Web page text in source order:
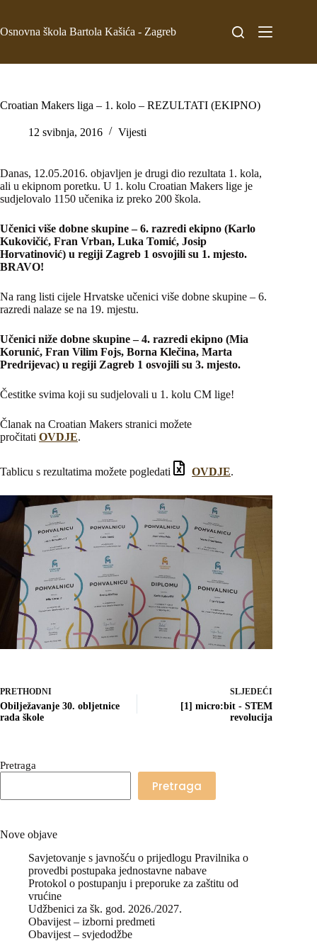
Osnovna škola Bartola Kašića - Zagreb
Croatian Makers liga – 1. kolo – REZULTATI (EKIPNO)
12 svibnja, 2016 Vijesti
Danas, 12.05.2016. objavljen je drugi dio rezultata 1. kola,
ali u ekipnom poretku. U 1. kolu Croatian Makers lige je
sudjelovalo 1150 učenika iz preko 200 škola.
Učenici više dobne skupine – 6. razredi ekipno (Karlo
Kukovičić, Fran Vrban, Luka Tomić, Josip
Horvatinović) u regiji Zagreb 1 osvojili su 1. mjesto.
BRAVO!
Na rang listi cijele Hrvatske učenici više dobne skupine – 6.
razredi nalaze se na 19. mjestu.
Učenici niže dobne skupine – 4. razredi ekipno (Mia
Korunić, Fran Vilim Fojs, Borna Klečina, Marta
Predrijevac) u regiji Zagreb 1 osvojili su 3. mjesto.
Čestitke svima koji su sudjelovali u 1. kolu CM lige!
Članak na Croatian Makers stranici možete
pročitati OVDJE.
Tablicu s rezultatima možete pogledati OVDJE.
PRETHODNI
Obilježavanje 30. obljetnice
rada škole
SLJEDEĆI
[1] micro:bit - STEM
revolucija
Pretraga
Pretraga
Nove objave
Savjetovanje s javnošću o prijedlogu Pravilnika o
provedbi postupaka jednostavne nabave
Protokol o postupanju i preporuke za zaštitu od
vrućine
Udžbenici za šk. god. 2026./2027.
Obavijest – izborni predmeti
Obavijest – svjedodžbe